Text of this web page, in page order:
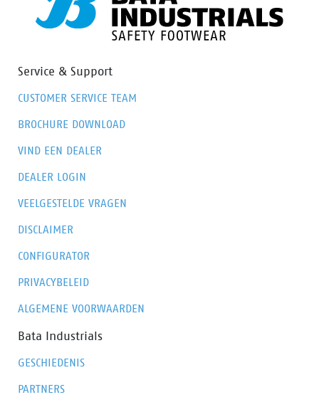
Service & Support
CUSTOMER SERVICE TEAM
BROCHURE DOWNLOAD
VIND EEN DEALER
DEALER LOGIN
VEELGESTELDE VRAGEN
DISCLAIMER
CONFIGURATOR
PRIVACYBELEID
ALGEMENE VOORWAARDEN
Bata Industrials
GESCHIEDENIS
PARTNERS